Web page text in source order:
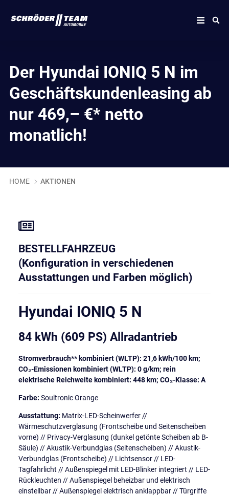
Der Hyundai IONIQ 5 N im
Geschäftskundenleasing ab
nur 469,– €* netto
monatlich!
HOME AKTIONEN
BESTELLFAHRZEUG
(Konfiguration in verschiedenen
Ausstattungen und Farben möglich)
Hyundai IONIQ 5 N
84 kWh (609 PS) Allradantrieb
Stromverbrauch** kombiniert (WLTP): 21,6 kWh/100 km;
CO₂-Emissionen kombiniert (WLTP): 0 g/km; rein
elektrische Reichweite kombiniert: 448 km; CO₂-Klasse: A
Farbe: Soultronic Orange
Ausstattung: Matrix-LED-Scheinwerfer //
Wärmeschutzverglasung (Frontscheibe und Seitenscheiben
vorne) // Privacy-Verglasung (dunkel getönte Scheiben ab B-
Säule) // Akustik-Verbundglas (Seitenscheiben) // Akustik-
Verbundglas (Frontscheibe) // Lichtsensor // LED-
Tagfahrlicht // Außenspiegel mit LED-Blinker integriert // LED-
Rückleuchten // Außenspiegel beheizbar und elektrisch
einstellbar // Außenspiegel elektrisch anklappbar // Türgriffe